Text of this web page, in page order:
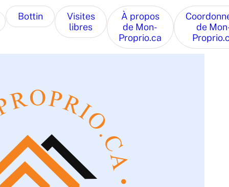
Bottin
Visites
libres
À propos
de Mon-
Proprio.ca
de